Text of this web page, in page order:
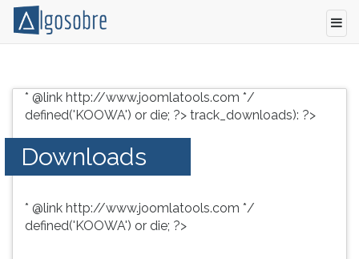
grátis
vestibular,
enem
concursos.
resumos
TAB
depois
F
para
ouvir
conteúdo
principal
* @link http://www.joomlatools.com */
defined('KOOWA') or die; ?> track_downloads): ?>
Downloads
* @link http://www.joomlatools.com */
defined('KOOWA') or die; ?>